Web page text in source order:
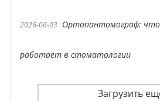
2026-06-03 Ортопантомограф:
работает в стоматологии
Загрузить